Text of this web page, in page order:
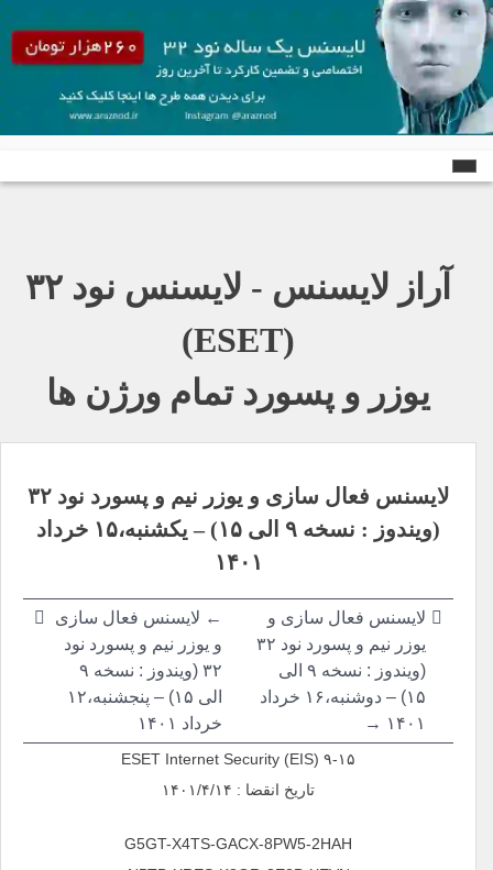
آراز لایسنس - لایسنس نود ٣٢
(ESET)
یوزر و پسورد تمام ورژن ها
لایسنس فعال سازی و یوزر نیم و پسورد نود ۳۲
(ویندوز : نسخه ۹ الی ۱۵) – یکشنبه،۱۵ خرداد
۱۴۰۱
راهبری
نوشته
← لایسنس فعال سازی
و یوزر نیم و پسورد نود
۳۲ (ویندوز : نسخه ۹
الی ۱۵) – پنجشنبه،۱۲
خرداد ۱۴۰۱
لایسنس فعال سازی و
یوزر نیم و پسورد نود ۳۲
(ویندوز : نسخه ۹ الی
۱۵) – دوشنبه،۱۶ خرداد
۱۴۰۱ →
ESET Internet Security (EIS) ۹-۱۵
تاریخ انقضا : ۱۴۰۱/۴/۱۴
G5GT-X4TS-GACX-8PW5-2HAH